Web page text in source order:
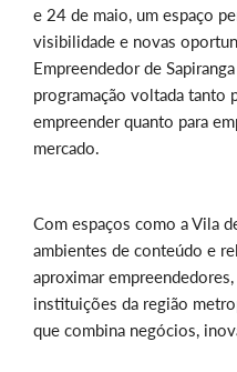
e 24 de maio, um espaço
visibilidade e novas
Empreendedor de
programação voltada tanto
empreender quanto para
mercado.
Com espaços como a Vila
ambientes de conteúdo e
aproximar
instituições da região
que combina negócios,